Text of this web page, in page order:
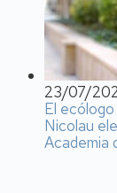
23/07/
El
Nicolau
Academia